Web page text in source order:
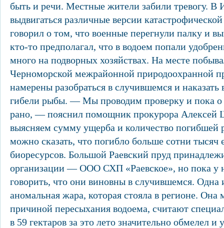
быть и речи. Местные жители забили тревогу. В
выдвигаться различные версии
говорил о том, что военные перегнули палку и
кто-то предполагал, что в водоем попали
много на подворных хозяйствах. На месте
Черноморской межрайонной природоохранной
намерены разобраться в случившемся и
гибели рыбы. — Мы проводим проверку и пока о
рано, — пояснил помощник прокурора Алексей
выясняем сумму ущерба и количество
можно сказать, что погибло больше сотни тысяч
биоресурсов. Большой Раевский пруд
организации — ООО СХП «Раевское», но пока у
говорить, что они виновны в случившемся.
аномальная жара, которая стояла в регионе. Она
причиной пересыхания водоема, считают
в 59 гектаров за это лето значительно обмелел и